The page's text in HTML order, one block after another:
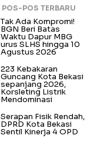
POS-POS TERBARU
Tak Ada Kompromi!
BGN Beri Batas
Waktu Dapur MBG
urus SLHS hingga 10
Agustus 2026
223 Kebakaran
Guncang Kota Bekasi
sepanjang 2026,
Korsleting Listrik
Mendominasi
Serapan Fisik Rendah,
DPRD Kota Bekasi
Sentil Kinerja 4 OPD